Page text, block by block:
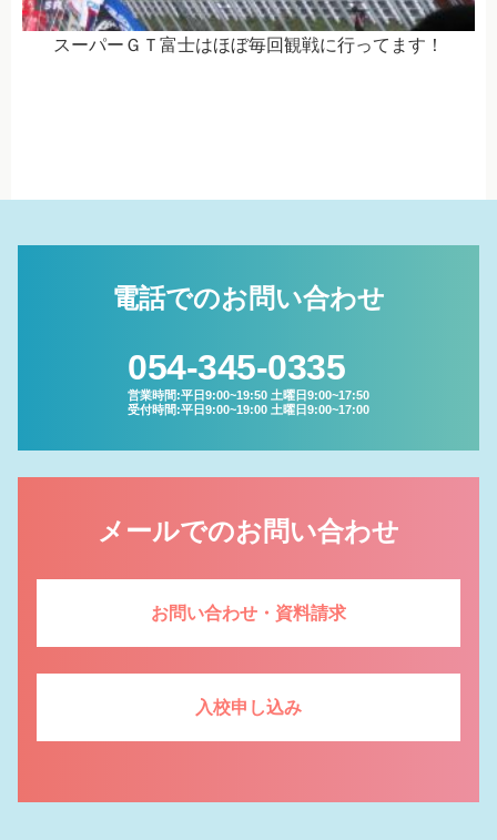
スーパーＧＴ富士はほぼ毎回観戦に行ってます！
電話でのお問い合わせ
054-345-0335
営業時間:平日9:00~19:50 土曜日9:00~17:50
受付時間:平日9:00~19:00 土曜日9:00~17:00
メールでのお問い合わせ
お問い合わせ・資料請求
入校申し込み